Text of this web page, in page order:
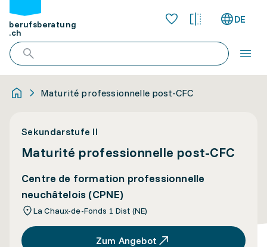
berufsberatung
.ch
DE
Maturité professionnelle post-CFC
Sekundarstufe II
Maturité professionnelle post-CFC
Centre de formation professionnelle
neuchâtelois (CPNE)
La Chaux-de-Fonds 1 Dist (NE)
Zum Angebot